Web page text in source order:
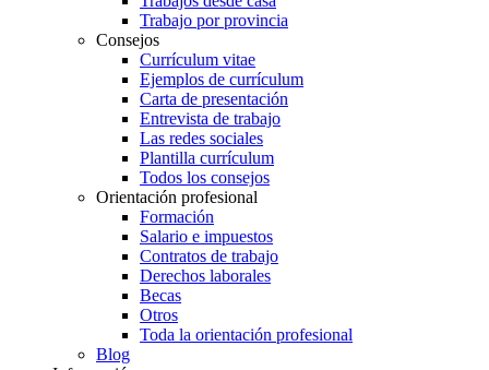
Trabajo por provincia
Consejos
Currículum vitae
Ejemplos de currículum
Carta de presentación
Entrevista de trabajo
Las redes sociales
Plantilla currículum
Todos los consejos
Orientación profesional
Formación
Salario e impuestos
Contratos de trabajo
Derechos laborales
Becas
Otros
Toda la orientación profesional
Blog